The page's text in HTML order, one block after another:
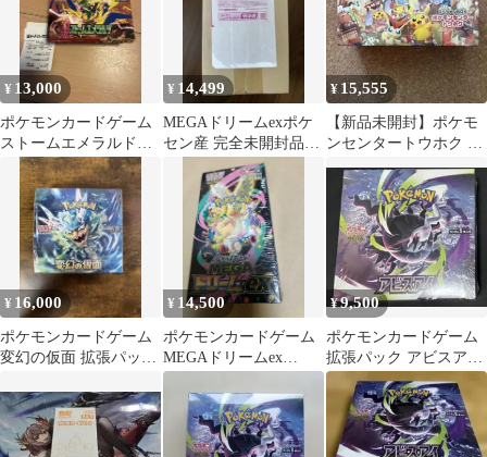
¥ 13,000
ポケモンカードゲーム
ストームエメラルド
1BOX シュリンクな
し ペリペリなし
¥ 14,499
MEGAドリームexポケ
セン産 完全未開封品
¥ 15,555
【新品未開封】ポケモ
ンセンタートウホク ス
ペシャルBOX
¥ 16,000
ポケモンカードゲーム
変幻の仮面 拡張パック
¥ 14,500
ポケモンカードゲーム
MEGAドリームex
1BOX シュリンク付き
¥9,500
ポケモンカードゲーム
拡張パック アビスアイ
未開封 シュリンク付